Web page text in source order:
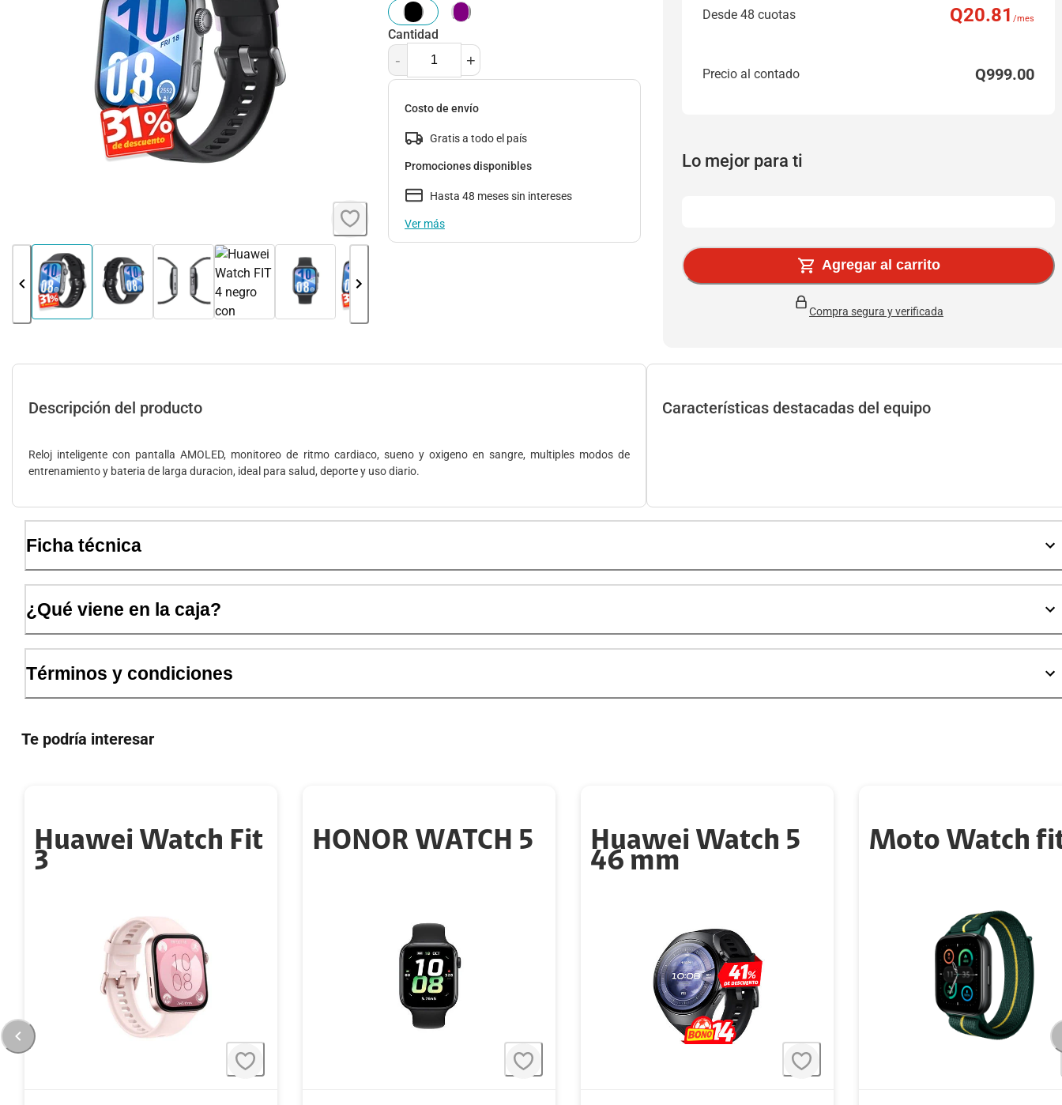
Cantidad
- +
Costo de envío
Gratis a todo el país
Promociones disponibles
Hasta 48 meses sin intereses
Ver más
Desde 48 cuotas Q20.81 /mes
Precio al contado Q999.00
Lo mejor para ti
Agregar al carrito
Compra segura y verificada
Descripción del producto
Reloj inteligente con pantalla AMOLED, monitoreo de ritmo cardiaco, sueno y oxigeno en sangre, multiples modos de
entrenamiento y bateria de larga duracion, ideal para salud, deporte y uso diario.
Características destacadas del equipo
Ficha técnica
¿Qué viene en la caja?
Términos y condiciones
Te podría interesar
Huawei Watch Fit
3
HONOR WATCH 5 Huawei Watch 5
46 mm
Moto Watch